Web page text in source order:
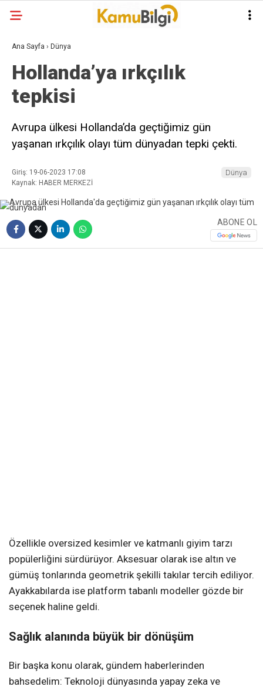
Ana Sayfa › Dünya
Hollanda’ya ırkçılık
tepkisi
Avrupa ülkesi Hollanda’da geçtiğimiz gün
yaşanan ırkçılık olayı tüm dünyadan tepki çekti.
Giriş: 19-06-2023 17:08
Kaynak: HABER MERKEZİ
Dünya
ABONE OL
Özellikle oversized kesimler ve katmanlı giyim tarzı
popülerliğini sürdürüyor. Aksesuar olarak ise altın ve
gümüş tonlarında geometrik şekilli takılar tercih ediliyor.
Ayakkabılarda ise platform tabanlı modeller gözde bir
seçenek haline geldi.
Sağlık alanında büyük bir dönüşüm
Bir başka konu olarak, gündem haberlerinden
bahsedelim: Teknoloji dünyasında yapay zeka ve